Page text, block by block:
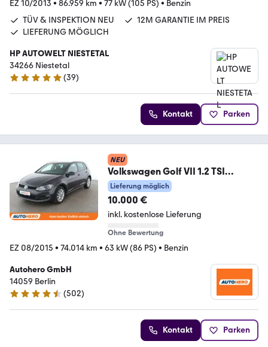
EZ 10/2013 • 86.959 km • 77 kW (105 PS) • Benzin
TÜV & INSPEKTION NEU
12M GARANTIE IM PREIS
LIEFERUNG MÖGLICH
HP AUTOWELT NIESTETAL
34266 Niestetal
5 Sterne
(39)
Kontakt Parken
NEU
Volkswagen Golf VII 1.2 TSI
Lounge BlueMotion
Tech*TEMPO*
Lieferung möglich
10.000 €
inkl. kostenlose Lieferung
Ohne Bewertung
EZ 08/2015 • 74.014 km • 63 kW (86 PS) • Benzin
Autohero GmbH
14059 Berlin
4.5 Sterne
(502)
Kontakt Parken